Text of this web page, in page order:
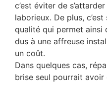
c’est éviter de
laborieux. De plus,
qualité qui permet ainsi
dus à une affreuse
un coût.
Dans quelques cas,
brise seul pourrait avoir